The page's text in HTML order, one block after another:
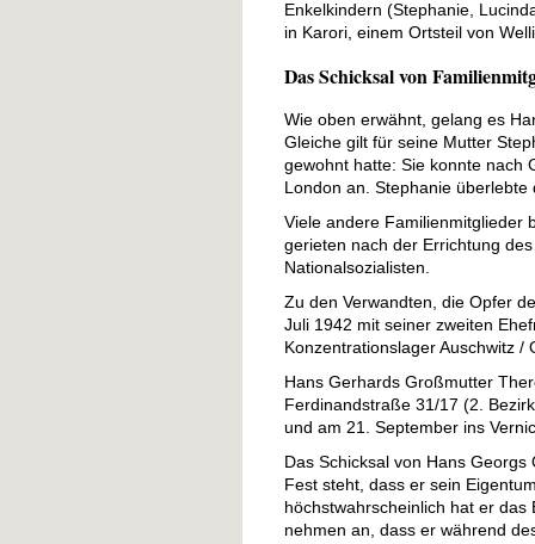
Enkelkindern (Stephanie,
in Karori, einem Ortsteil von
Das Schicksal von
Wie oben erwähnt, gelang es
Gleiche gilt für seine Mutter
gewohnt hatte: Sie konnte nach
London an. Stephanie
Viele andere Familienmitglieder
gerieten nach der Errichtung
Nationalsozialisten.
Zu den Verwandten, die Opfer
Juli 1942 mit seiner zweiten
Konzentrationslager Auschwitz /
Hans Gerhards Großmutter
Ferdinandstraße 31/17 (2.
und am 21. September ins
Das Schicksal von Hans
Fest steht, dass er sein
höchstwahrscheinlich hat er
nehmen an, dass er während